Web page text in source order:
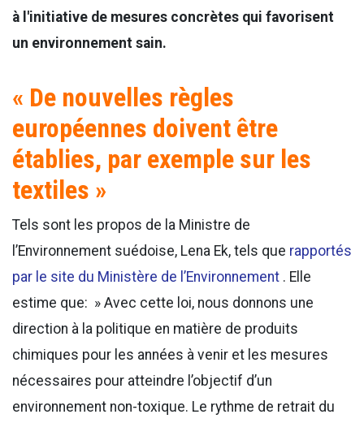
à l'initiative de mesures concrètes qui favorisent
un environnement sain.
« De nouvelles règles
européennes doivent être
établies, par exemple sur les
textiles »
Tels sont les propos de la Ministre de
l’Environnement suédoise, Lena Ek, tels que rapportés
par le site du Ministère de l’Environnement . Elle
estime que: » Avec cette loi, nous donnons une
direction à la politique en matière de produits
chimiques pour les années à venir et les mesures
nécessaires pour atteindre l’objectif d’un
environnement non-toxique. Le rythme de retrait du